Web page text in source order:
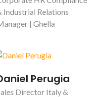
Industrial Relations
| Ghella
Perugia
Director Italy &